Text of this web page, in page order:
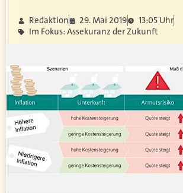
Redaktion 29. Mai 2019
13:05 Uhr
Im Fokus: Assekuranz der Zukunft